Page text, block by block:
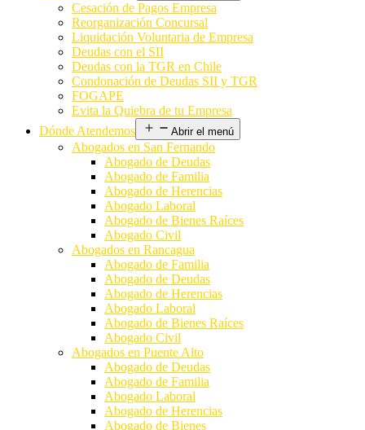
Cesación de Pagos Empresa
Reorganización Concursal
Liquidación Voluntaria de Empresa
Deudas con el SII
Deudas con la TGR en Chile
Condonación de Deudas SII y TGR
FOGAPE
Evita la Quiebra de tu Empresa
Dónde Atendemos
Abrir el menú
Abogados en San Fernando
Abogado de Deudas
Abogado de Familia
Abogado de Herencias
Abogado Laboral
Abogado de Bienes Raíces
Abogado Civil
Abogados en Rancagua
Abogado de Familia
Abogado de Deudas
Abogado de Herencias
Abogado Laboral
Abogado de Bienes Raíces
Abogado Civil
Abogados en Puente Alto
Abogado de Deudas
Abogado de Familia
Abogado Laboral
Abogado de Herencias
Abogado de Bienes